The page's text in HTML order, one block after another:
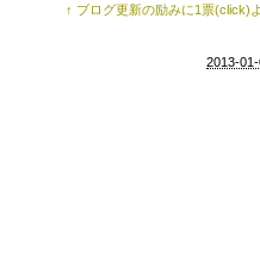
↑ ブログ更新の励みに1票(click)
2013-